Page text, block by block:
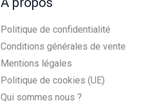
Politique de confidentialité
Conditions générales de vente
Mentions légales
Politique de cookies (UE)
Qui sommes nous ?